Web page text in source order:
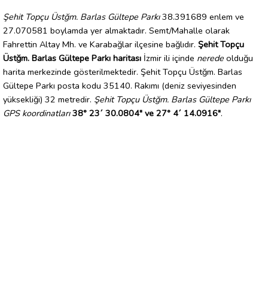
Şehit Topçu Üstğm. Barlas Gültepe Parkı38.391689 enlem ve
27.070581 boylamda yer almaktadır. Semt/Mahalle olarak
Fahrettin Altay Mh. ve Karabağlar ilçesine bağlıdır. Şehit Topçu
Üstğm. Barlas Gültepe Parkı haritası İzmir ili içinde nerede olduğu
harita merkezinde gösterilmektedir. Şehit Topçu Üstğm. Barlas
Gültepe Parkı posta kodu 35140. Rakımı (deniz seviyesinden
yüksekliği) 32 metredir. Şehit Topçu Üstğm. Barlas Gültepe Parkı
GPS koordinatları 38° 23´ 30.0804" ve 27° 4´ 14.0916".